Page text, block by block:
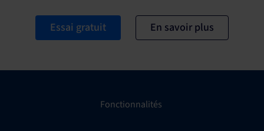
Essai gratuit En savoir plus
Fonctionnalités